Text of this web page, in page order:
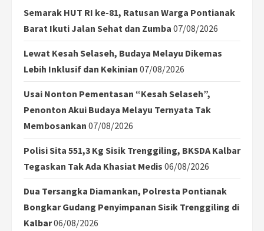
Semarak HUT RI ke-81, Ratusan Warga Pontianak
Barat Ikuti Jalan Sehat dan Zumba 07/08/2026
Lewat Kesah Selaseh, Budaya Melayu Dikemas
Lebih Inklusif dan Kekinian 07/08/2026
Usai Nonton Pementasan “Kesah Selaseh”,
Penonton Akui Budaya Melayu Ternyata Tak
Membosankan 07/08/2026
Polisi Sita 551,3 Kg Sisik Trenggiling, BKSDA Kalbar
Tegaskan Tak Ada Khasiat Medis 06/08/2026
Dua Tersangka Diamankan, Polresta Pontianak
Bongkar Gudang Penyimpanan Sisik Trenggiling di
Kalbar06/08/2026